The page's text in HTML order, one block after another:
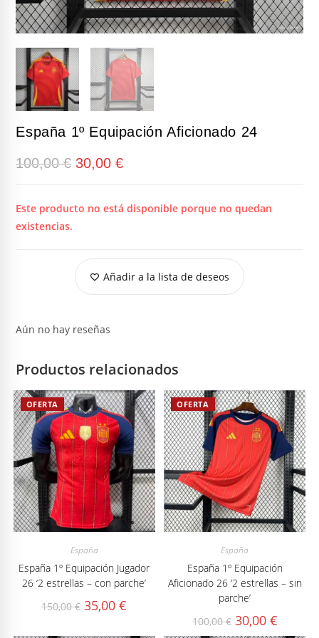
España 1º Equipación Aficionado 24
100,00€ El
precio
30,00€El
precio
Este producto no está disponible porque no quedan
existencias.
Añadir a la lista de deseos
Aún no hay reseñas
Productos relacionados
OFERTA
España
España 1º Equipación Jugador
26 ‘2 estrellas – con parche’
150,00€ El
precio
era:
35,00€
es:
OFERTA
España
España 1º Equipación
Aficionado 26 ‘2 estrellas – sin
parche’
100,00€ El
precio
30,00 €El
precio